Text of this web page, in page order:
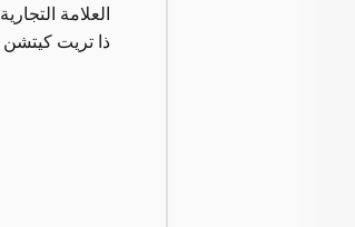
العلامة التجارية
ذا تريت كيتشن